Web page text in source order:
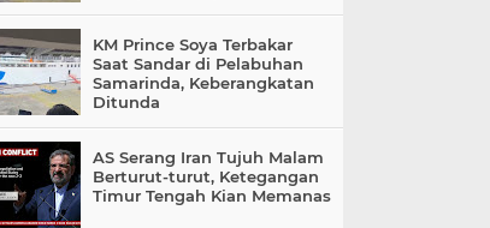
KM Prince Soya Terbakar
Saat Sandar di Pelabuhan
Samarinda, Keberangkatan
Ditunda
AS Serang Iran Tujuh Malam
Berturut-turut, Ketegangan
Timur Tengah Kian Memanas